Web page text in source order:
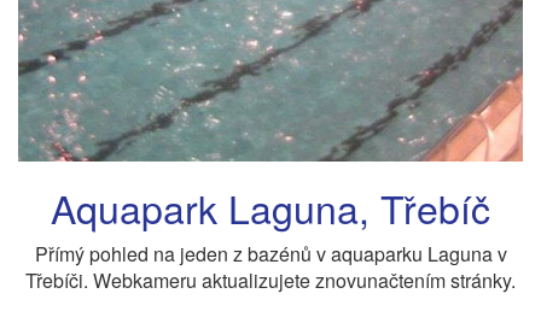
Aquapark Laguna, Třebíč
Přímý pohled na jeden z bazénů v aquaparku Laguna v
Třebíči. Webkameru aktualizujete znovunačtením stránky.